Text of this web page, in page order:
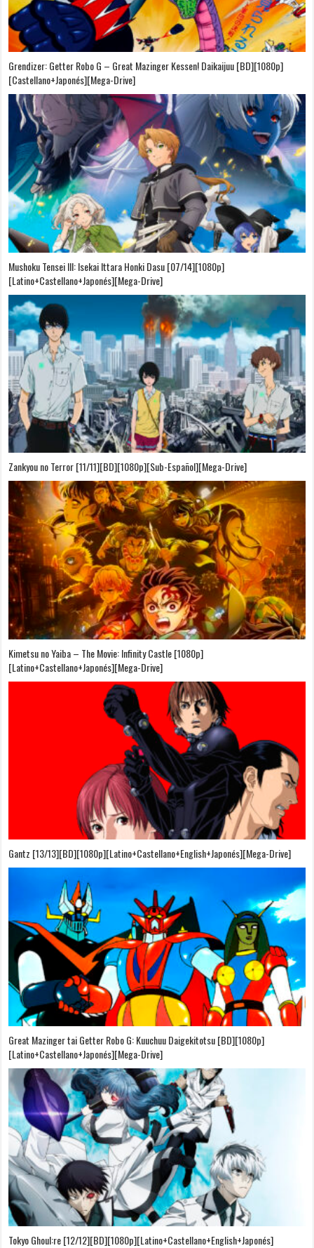
Grendizer: Getter Robo G – Great Mazinger Kessen! Daikaijuu [BD][1080p]
[Castellano+Japonés][Mega-Drive]
Mushoku Tensei III: Isekai Ittara Honki Dasu [07/14][1080p]
[Latino+Castellano+Japonés][Mega-Drive]
Zankyou no Terror [11/11][BD][1080p][Sub-Español][Mega-Drive]
Kimetsu no Yaiba – The Movie: Infinity Castle [1080p]
[Latino+Castellano+Japonés][Mega-Drive]
Gantz [13/13][BD][1080p][Latino+Castellano+English+Japonés][Mega-Drive]
Great Mazinger tai Getter Robo G: Kuuchuu Daigekitotsu [BD][1080p]
[Latino+Castellano+Japonés][Mega-Drive]
Tokyo Ghoul:re [12/12][BD][1080p][Latino+Castellano+English+Japonés]